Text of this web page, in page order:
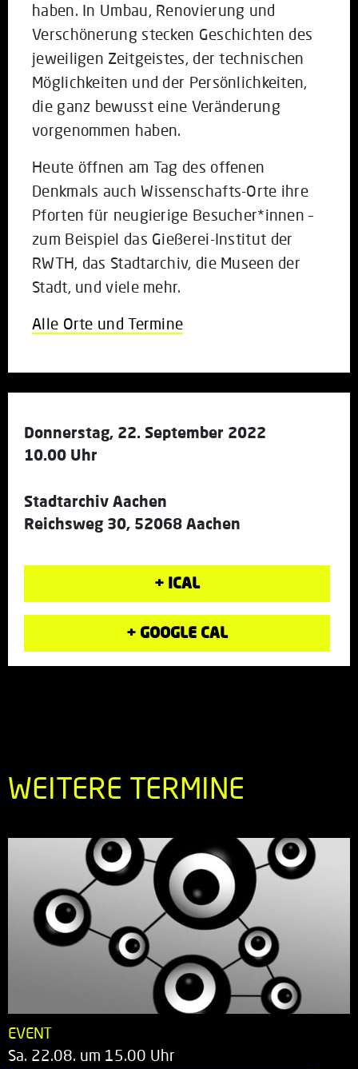
haben. In Umbau, Renovierung und
Verschönerung stecken Geschichten des
jeweiligen Zeitgeistes, dertechnischen
Möglichkeiten und der Persönlichkeiten,
die ganz bewusst eine Veränderung
vorgenommen haben.
Heute öffnen am Tag des offenen
Denkmals auch Wissenschafts-Orte ihre
Pforten für neugierige Besucher*innen –
zum Beispiel das Gießerei-Institut der
RWTH, das Stadtarchiv, die Museen der
Stadt, und viele mehr.
Alle Orte und Termine
Donnerstag, 22. September 2022
10.00 Uhr
Stadtarchiv Aachen
Reichsweg 30, 52068 Aachen
+ ICAL
+ GOOGLE CAL
WEITERE TERMINE
EVENT
Sa. 22.08. um 15.00 Uhr